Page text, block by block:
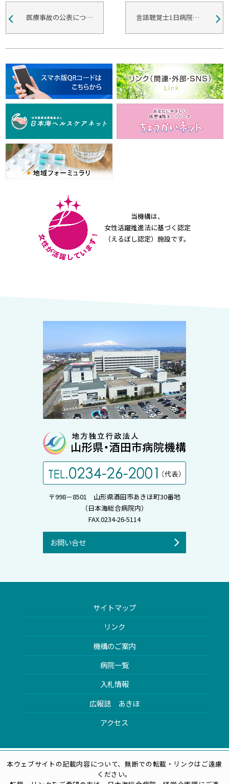
言語聴覚士1日病院体験会開催のお知らせ
医療事故の公表について(令和７年度上半期)
当機構は、
女性活躍推進法に基づく認定
（えるぼし認定）施設です。
〒998－8501 山形県酒田市あきほ町30番地
（日本海総合病院内）
FAX.0234-26-5114
お問い合せ
サイトマップ
リンク
機構のご案内
病院一覧
入札情報
広報誌 あきほ
アクセス
本ウェブサイトの記載内容について、無断での転載・リンクはご遠慮
ください。